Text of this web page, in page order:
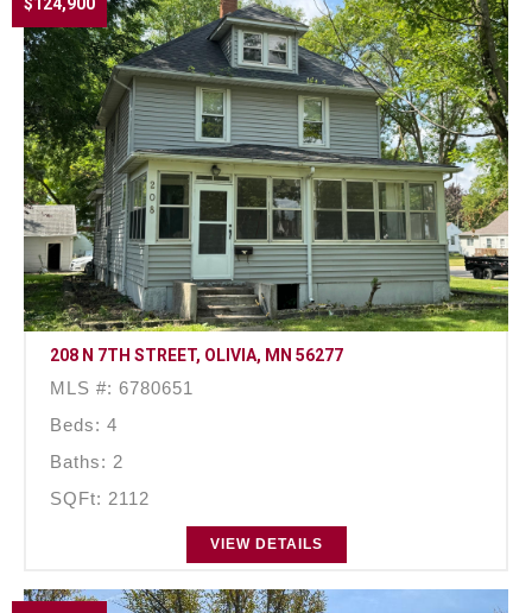
208 N 7TH STREET, OLIVIA, MN 56277
MLS #: 6780651
Beds: 4
Baths: 2
SQFt: 2112
VIEW DETAILS